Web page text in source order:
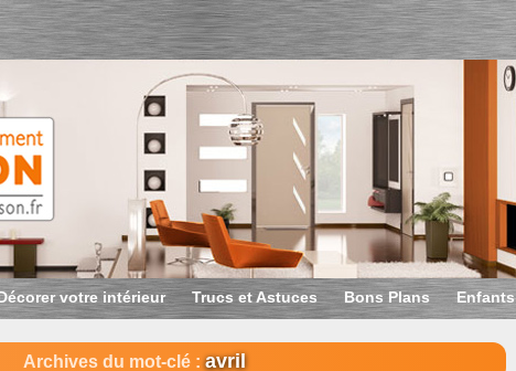
votre intérieur Trucs et Astuces Bons Plans Enfants
Archives du mot-clé :avril